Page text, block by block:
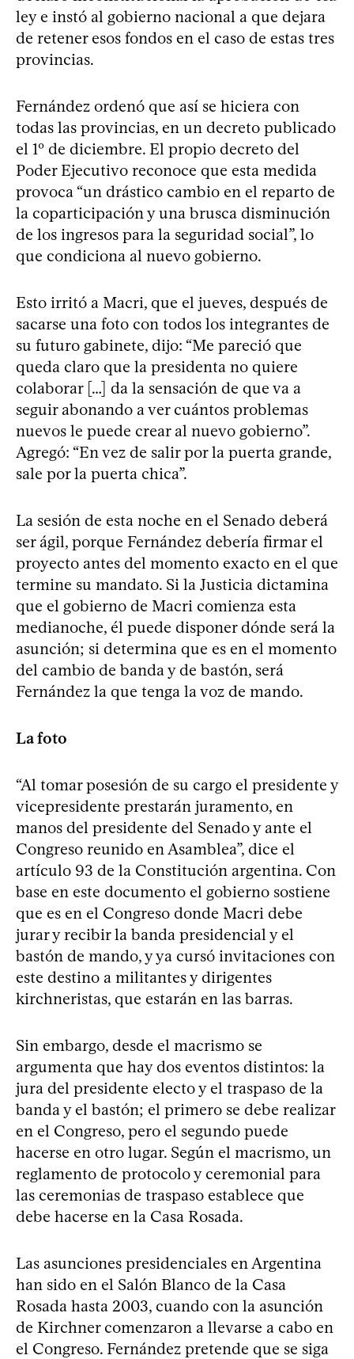
ley e instó al gobierno nacional a que dejara
de retener esos fondos en el caso de estas tres
provincias.
Fernández ordenó que así se hiciera con
todas las provincias, en un decreto publicado
el 1º de diciembre. El propio decreto del
Poder Ejecutivo reconoce que esta medida
provoca “un drástico cambio en el reparto de
la coparticipación y una brusca disminución
de los ingresos para la seguridad social”, lo
que condiciona al nuevo gobierno.
Esto irritó a Macri, que el jueves, después de
sacarse una foto con todos los integrantes de
su futuro gabinete, dijo: “Me pareció que
queda claro que la presidenta no quiere
colaborar […] da la sensación de que va a
seguir abonando a ver cuántos problemas
nuevos le puede crear al nuevo gobierno”.
Agregó: “En vez de salir por la puerta grande,
sale por la puerta chica”.
La sesión de esta noche en el Senado deberá
ser ágil, porque Fernández debería firmar el
proyecto antes del momento exacto en el que
termine su mandato. Si la Justicia dictamina
que el gobierno de Macri comienza esta
medianoche, él puede disponer dónde será la
asunción; si determina que es en el momento
del cambio de banda y de bastón, será
Fernández la que tenga la voz de mando.
La foto
“Al tomar posesión de su cargo el presidente y
vicepresidente prestarán juramento, en
manos del presidente del Senado y ante el
Congreso reunido en Asamblea”, dice el
artículo 93 de la Constitución argentina. Con
base en este documento el gobierno sostiene
que es en el Congreso donde Macri debe
jurar y recibir la banda presidencial y el
bastón de mando, y ya cursó invitaciones con
este destino a militantes y dirigentes
kirchneristas, que estarán en las barras.
Sin embargo, desde el macrismo se
argumenta que hay dos eventos distintos: la
jura del presidente electo y el traspaso de la
banda y el bastón; el primero se debe realizar
en el Congreso, pero el segundo puede
hacerse en otro lugar. Según el macrismo, un
reglamento de protocolo y ceremonial para
las ceremonias de traspaso establece que
debe hacerse en la Casa Rosada.
Las asunciones presidenciales en Argentina
han sido en el Salón Blanco de la Casa
Rosada hasta 2003, cuando con la asunción
de Kirchner comenzaron a llevarse a cabo en
el Congreso. Fernández pretende que se siga